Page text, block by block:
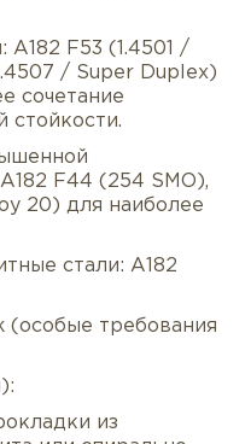
A182 F53 (1.4501 /
/ Super Duplex)
сочетание
стойкости.
F44 (254 SMO),
20) для наиболее
стали: A182
требования
из